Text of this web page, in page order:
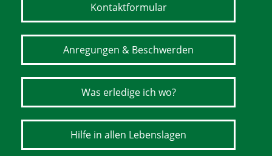
Kontaktformular
Anregungen & Beschwerden
Was erledige ich wo?
Hilfe in allen Lebenslagen